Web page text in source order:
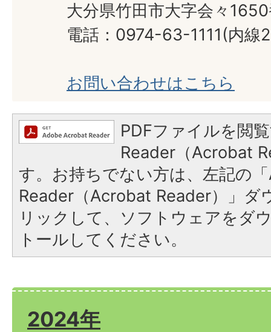
大分県竹田市大字会々
電話：0974-63-1111(内線
お問い合わせはこちら
PDFファイルを閲
Reader（Acrobat
す。お持ちでない方は、左記の
Reader（Acrobat Reader）」ダ
リックして、ソフトウェアをダ
トールしてください。
2024年